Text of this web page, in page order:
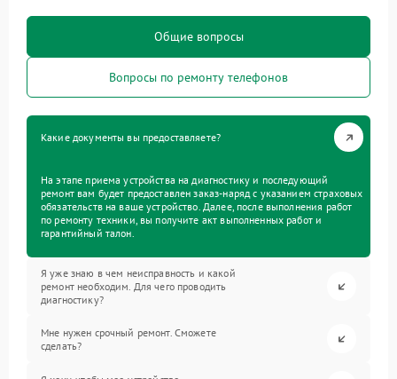
Общие вопросы
Вопросы по ремонту телефонов
Какие документы вы предоставляете?
На этапе приема устройства на диагностику и последующий
ремонт вам будет предоставлен заказ-наряд с указанием страховых
обязательств на ваше устройство. Далее, после выполнения работ
по ремонту техники, вы получите акт выполненных работ и
гарантийный талон.
Я уже знаю в чем неисправность и какой
ремонт необходим. Для чего проводить
диагностику?
Мне нужен срочный ремонт. Сможете
сделать?